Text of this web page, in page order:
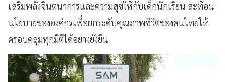
เสริมพลังจินตนาการและความสุขให้กับเด็กนักเรียน สะท้อน
นโยบายขององค์กรเพื่อยกระดับคุณภาพชีวิตของคนไทยให้
ครอบคลุมทุกมิติได้อย่างยั่งยืน